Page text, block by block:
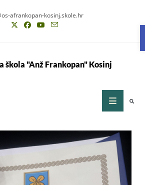
afrankopan-kosinj.skole.hr
škola "Anž Frankopan" Kosinj